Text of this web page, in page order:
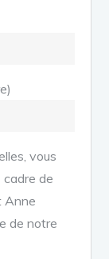
vous
de
Anne
de notre